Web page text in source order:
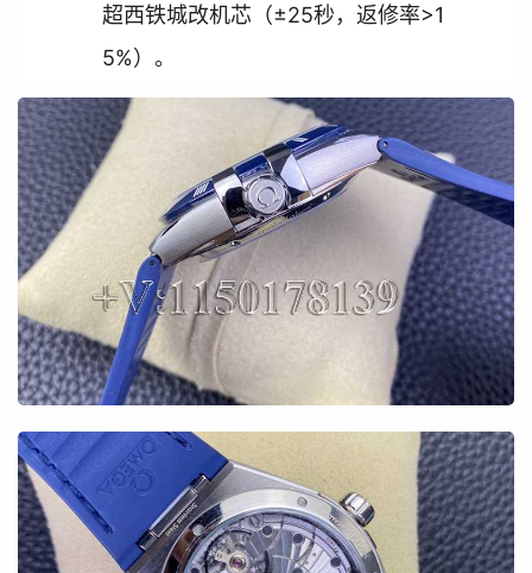
超西铁城改机芯（±25秒，返修率>1
5%）。